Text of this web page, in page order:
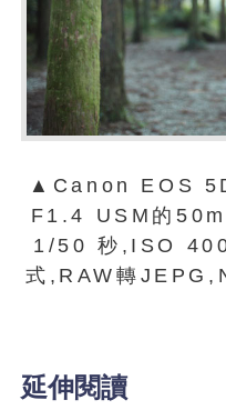
▲Canon EOS
F1.4 USM的
1/50 秒,ISO
式,RAW轉
延伸閱讀